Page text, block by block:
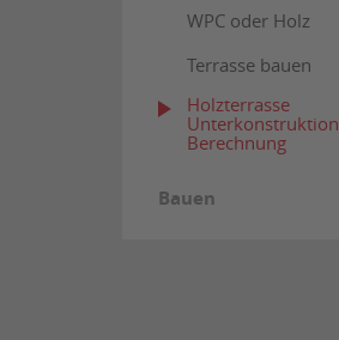
WPC oder Holz
Terrasse bauen
Holzterrasse
Unterkonstruktion
Berechnung
Bauen